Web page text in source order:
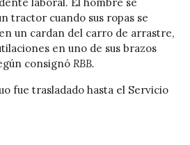
tractor cuando sus ropas se
un cardan del carro de arrastre,
en uno de sus brazos
consignó RBB.
fue trasladado hasta el Servicio